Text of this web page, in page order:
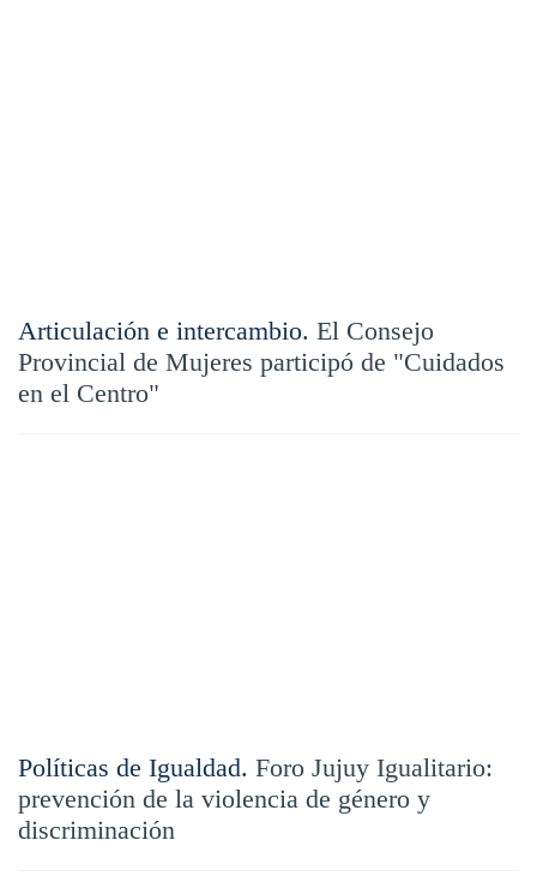
Articulación e intercambio. El Consejo
Provincial de Mujeres participó de "Cuidados
en el Centro"
Políticas de Igualdad. Foro Jujuy Igualitario:
prevención de la violencia de género y
discriminación